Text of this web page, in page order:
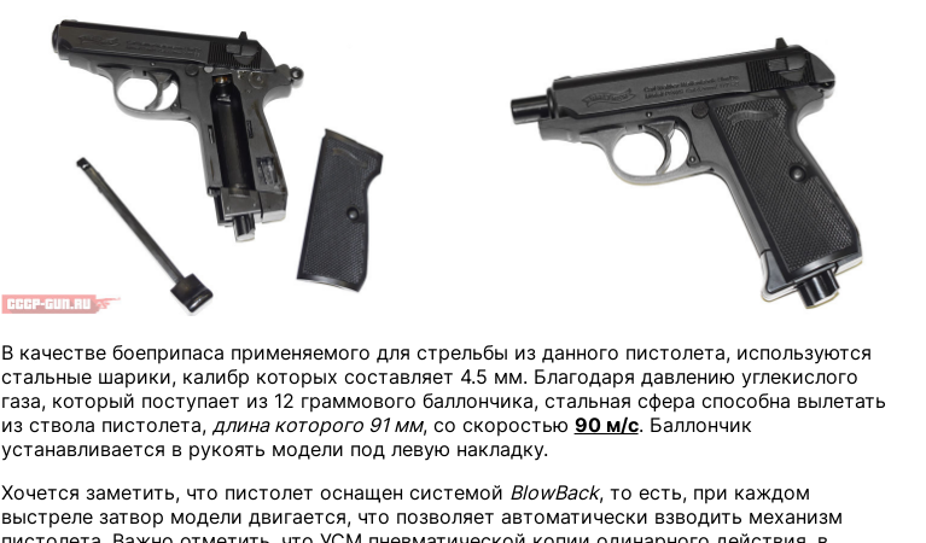
В качестве боеприпаса применяемого для стрельбы из данного пистолета, используются
стальные шарики, калибр которых составляет 4.5 мм. Благодаря давлению углекислого
газа, который поступает из 12 граммового баллончика, стальная сфера способна вылетать
из ствола пистолета, длина которого 91 мм, со скоростью 90 м/с. Баллончик
устанавливается в рукоять модели под левую накладку.
Хочется заметить, что пистолет оснащен системой BlowBack, то есть, при каждом
выстреле затвор модели двигается, что позволяет автоматически взводить механизм